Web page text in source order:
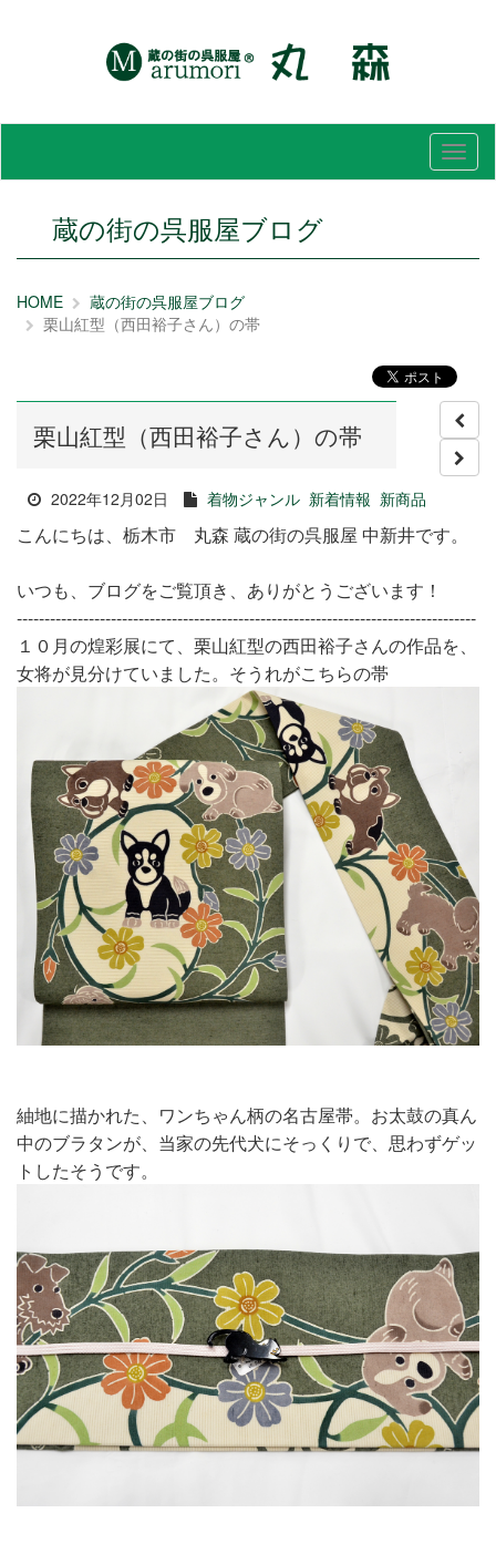
メ
ニ
蔵の街の呉服屋ブログ
HOME
蔵の街の呉服屋ブログ
栗山紅型（西田裕子さん）の帯
栗山紅型（西田裕子さん）の帯
2022年12月02日 着物ジャンル 新着情報 新商品
こんにちは、栃木市 丸森 蔵の街の呉服屋 中新井です。
いつも、ブログをご覧頂き、ありがとうございます！
-----------------------------------------------------------------------------------
１０月の煌彩展にて、栗山紅型の西田裕子さんの作品を、
女将が見分けていました。そうれがこちらの帯
紬地に描かれた、ワンちゃん柄の名古屋帯。お太鼓の真ん
中のブラタンが、当家の先代犬にそっくりで、思わずゲッ
トしたそうです。